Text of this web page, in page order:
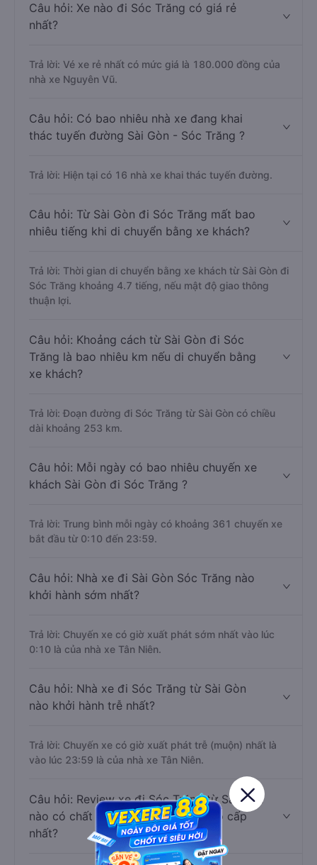
Câu hỏi: Xe nào đi Sóc Trăng có giá rẻ
nhất?
Trả lời: Vé xe rẻ nhất có mức giá là 180.000 đồng của
nhà xe Nguyên Vũ.
Câu hỏi: Có bao nhiêu nhà xe đang khai
thác tuyến đường Sài Gòn - Sóc Trăng ?
Trả lời: Hiện tại có 16 nhà xe khai thác tuyến đường.
Câu hỏi: Từ Sài Gòn đi Sóc Trăng mất bao
nhiêu tiếng khi di chuyển bằng xe khách?
Trả lời: Thời gian di chuyển bằng xe khách từ Sài Gòn đi
Sóc Trăng khoảng 4.7 tiếng, nếu mật độ giao thông
thuận lợi.
Câu hỏi: Khoảng cách từ Sài Gòn đi Sóc
Trăng là bao nhiêu km nếu di chuyển bằng
xe khách?
Trả lời: Đoạn đường đi Sóc Trăng từ Sài Gòn có chiều
dài khoảng 253 km.
Câu hỏi: Mỗi ngày có bao nhiêu chuyến xe
khách Sài Gòn đi Sóc Trăng ?
Trả lời: Trung bình mỗi ngày có khoảng 361 chuyến xe
bắt đầu từ 0:10 đến 23:59.
Câu hỏi: Nhà xe đi Sài Gòn Sóc Trăng nào
khởi hành sớm nhất?
Trả lời: Chuyến xe có giờ xuất phát sớm nhất vào lúc
0:10 là của nhà xe Tân Niên.
Câu hỏi: Nhà xe đi Sóc Trăng từ Sài Gòn
nào khởi hành trễ nhất?
Trả lời: Chuyến xe có giờ xuất phát trễ (muộn) nhất là
vào lúc 23:59 là của nhà xe Tân Niên.
Câu hỏi: Review xe đi Sóc Trăng từ Sài Gòn
nào có chất lượng tốt, xuất sắc, cao cấp
nhất?